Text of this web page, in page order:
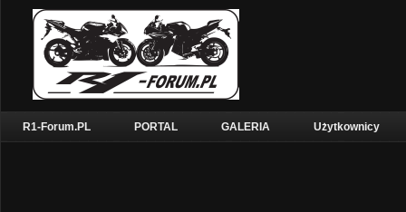
R1-Forum.PL PORTAL GALERIA Użytkownicy